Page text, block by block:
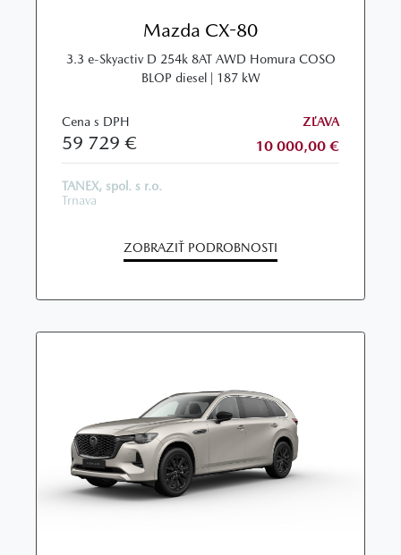
Mazda CX-80
3.3 e-Skyactiv D 254k 8AT AWD Homura COSO
BLOP diesel | 187 kW
Cena s DPH
59 729 €
ZĽAVA
10 000,00 €
TANEX, spol. s r.o.
Trnava
ZOBRAZIŤ PODROBNOSTI